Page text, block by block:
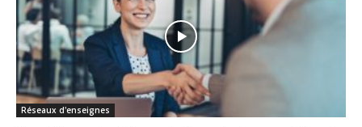
Réseaux d'enseignes